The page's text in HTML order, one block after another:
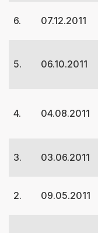
6. 07.12.2011
5. 06.10.2011
4. 04.08.2011
3. 03.06.2011
2. 09.05.2011